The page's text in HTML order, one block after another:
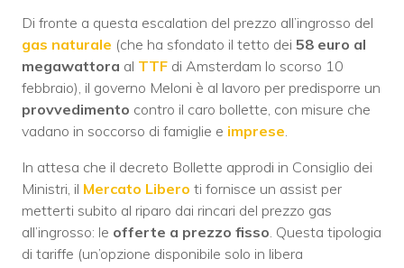
Di fronte a questa escalation del prezzo all’ingrosso del
gas naturale (che ha sfondato il tetto dei 58 euro al
megawattora al TTF di Amsterdam lo scorso 10
febbraio), il governo Meloni è al lavoro per predisporre un
provvedimento contro il caro bollette, con misure che
vadano in soccorso di famiglie e imprese
In attesa che il decreto Bollette approdi in Consiglio dei
Ministri, il Mercato Libero ti fornisce un assist per
metterti subito al riparo dai rincari del prezzo gas
all’ingrosso: le offerte a prezzo fisso . Questa tipologia
di tariffe (un’opzione disponibile solo in libera